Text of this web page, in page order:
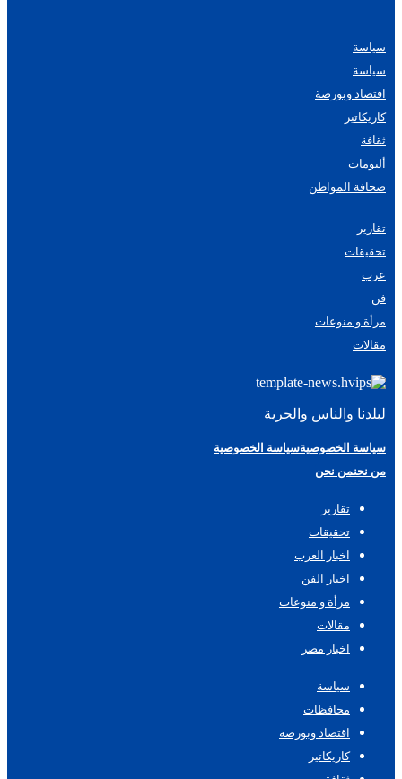
سياسة
سياسة
اقتصاد وبورصة
كاريكاتير
ثقافة
ألبومات
صحافة المواطن
تقارير
تحقيقات
عرب
فن
مرأة و منوعات
مقالات
لبلدنا والناس والحرية
سياسة الخصوصيةسياسة الخصوصية
من نحنمن نحن
تقارير
تحقيقات
اخبار العرب
اخبار الفن
مرأة و منوعات
مقالات
اخبار مصر
سياسة
محافظات
اقتصاد وبورصة
كاريكاتير